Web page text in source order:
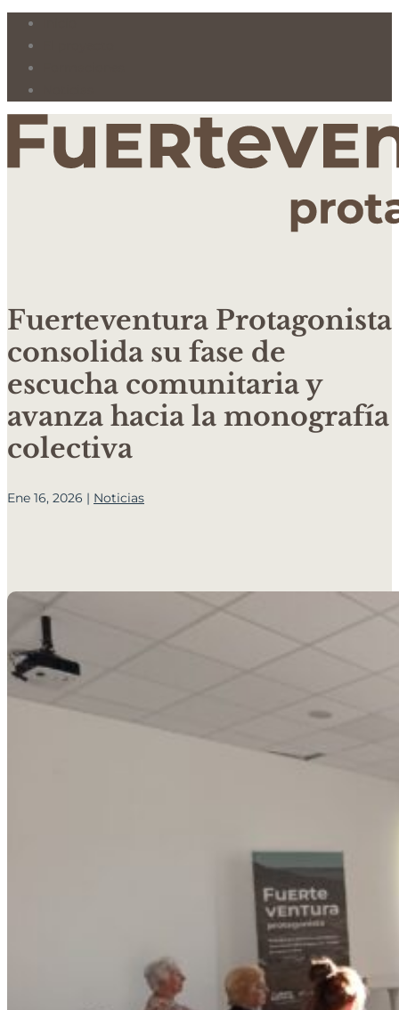
Fuerteventura Protagonista
consolida su fase de
escucha comunitaria y
avanza hacia la monografía
colectiva
Ene 16, 2026 | Noticias